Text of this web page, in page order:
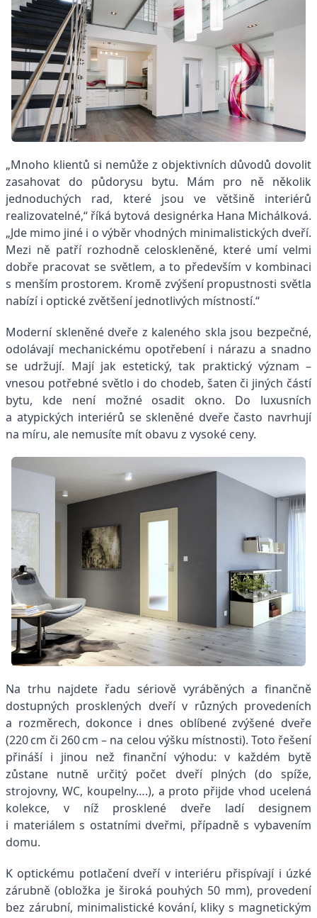
„Mnoho klientů si nemůže z objektivních důvodů dovolit
zasahovat do půdorysu bytu. Mám pro ně několik
jednoduchých rad, které jsou ve většině interiérů
realizovatelné,“ říká bytová designérka Hana Michálková.
„Jde mimo jiné i o výběr vhodných minimalistických dveří.
Mezi ně patří rozhodně celoskleněné, které umí velmi
dobře pracovat se světlem, a to především v kombinaci
s menším prostorem. Kromě zvýšení propustnosti světla
nabízí i optické zvětšení jednotlivých místností.“
Moderní skleněné dveře z kaleného skla jsou bezpečné,
odolávají mechanickému opotřebení i nárazu a snadno
se udržují. Mají jak estetický, tak praktický význam –
vnesou potřebné světlo i do chodeb, šaten či jiných částí
bytu, kde není možné osadit okno. Do luxusních
a atypických interiérů se skleněné dveře často navrhují
na míru, ale nemusíte mít obavu z vysoké ceny.
Na trhu najdete řadu sériově vyráběných a finančně
dostupných prosklených dveří v různých provedeních
a rozměrech, dokonce i dnes oblíbené zvýšené dveře
(220 cm či 260 cm – na celou výšku místnosti). Toto řešení
přináší i jinou než finanční výhodu: v každém bytě
zůstane nutně určitý počet dveří plných (do spíže,
strojovny, WC, koupelny….), a proto přijde vhod ucelená
kolekce, v níž prosklené dveře ladí designem
i materiálem s ostatními dveřmi, případně s vybavením
domu.
K optickému potlačení dveří v interiéru přispívají i úzké
zárubně (obložka je široká pouhých 50 mm), provedení
bez zárubní, minimalistické kování, kliky s magnetickým